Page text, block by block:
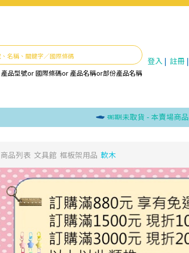
產品型號or國際條碼or 產品名稱or部份產品名稱
登入 | 註冊 |
逾期未取貨 - 本賣場商品出貨，
商品列表 文具館 框板架用品 軟木